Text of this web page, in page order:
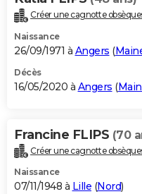
Créer une cagnotte
Naissance
26/09/1971 à Angers (
Décès
16/05/2020 à Angers (
Francine FLIPS (70
Créer une cagnotte
Naissance
07/11/1948 à Lille (Nord)